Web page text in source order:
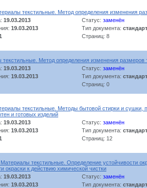
текстильные. Метод определения изменения
19.03.2013 Статус: заменён
19.03.2013 Тип документа: стандарт
Страниц: 8
текстильные. Метод определения изменения размеров
19.03.2013 Статус: заменён
19.03.2013 Тип документа: стандарт
Страниц: 0
текстильные. Методы бытовой стирки и сушки,
и готовых изделий
19.03.2013 Статус: заменён
19.03.2013 Тип документа: стандарт
Страниц: 12
Материалы текстильные. Определение устойчивости
окраски к действию химической чистки
19.03.2013 Статус: заменён
19.03.2013 Тип документа: стандарт